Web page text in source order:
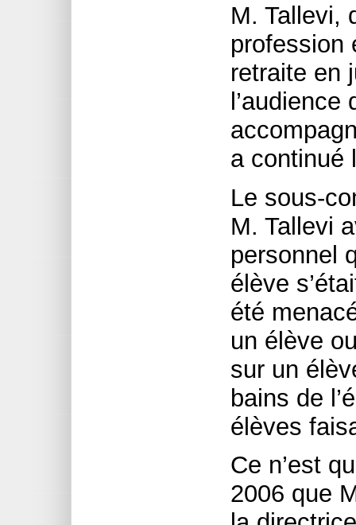
M. Tallevi,
profession
retraite en
a continué
Le sous-
M. Tallevi
personnel
élève
été
un élève
sur un
bains de
élèves
Ce n’est
2006 que